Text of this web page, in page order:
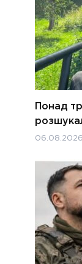
Понад
06.08.2026